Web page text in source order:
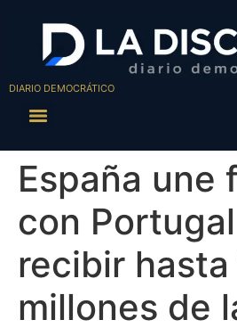
DIARIO DEMOCRÁTICO
España une
con
recibir hasta
millones de